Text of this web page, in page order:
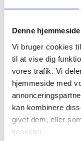
Denne
Vi bruger cookies
til at vise dig
vores trafik. Vi
hjemmeside med
kan kombinere
givet dem, eller
tjenester.
2025
2024
2023